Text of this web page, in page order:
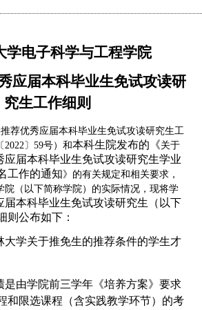
学电子科学与工程学院
应届本科毕业生免试攻读研
究生工作细则
推荐优秀应届本科毕业生免试攻读研究生工
2022〕59号）和本科生院发布的《关于
应届本科毕业生免试攻读研究生学业
工作的通知》的有关规定和相关要求，
院（以下简称学院）的实际情况，现将学
届本科毕业生免试攻读研究生（以下
则公布如下：
大学关于推免生的推荐条件的学生才
是由学院前三学年《培养方案》要求
和限选课程（含实践教学环节）的考